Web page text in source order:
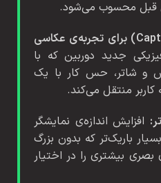
دکمه‌ی کپچر (Capture Button) برای تجربه‌ی عکاسی
جدید دوربین که با
و شاتر، حس کار با یک
کاربر منتقل می‌کند.
افزایش اندازه‌ی نمایشگر
باریک‌تر که بدون بزرگ
بیشتری را در اختیار